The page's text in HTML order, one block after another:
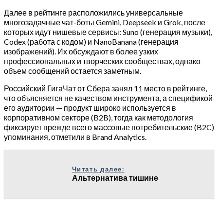
Далее в рейтинге расположились универсальные
многозадачные чат-боты Gemini, Deepseek и Grok, после
которых идут нишевые сервисы: Suno (генерация музыки),
Codex (работа с кодом) и NanoBanana (генерация
изображений). Их обсуждают в более узких
профессиональных и творческих сообществах, однако
объем сообщений остается заметным.
Российский ГигаЧат от Сбера занял 11 место в рейтинге,
что объясняется не качеством инструмента, а спецификой
его аудитории — продукт широко используется в
корпоративном секторе (B2B), тогда как методология
фиксирует прежде всего массовые потребительские (B2C)
упоминания, отметили в Brand Analytics.
Читать далее:
Альтернатива тишине